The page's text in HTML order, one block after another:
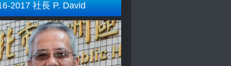
2017 社長 P. David